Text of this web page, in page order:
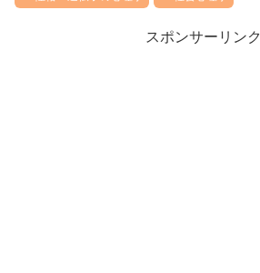
スポンサーリンク